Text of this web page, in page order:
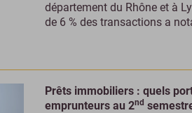
département du Rhône et à
de 6 % des transactions a
Prêts immobiliers : quels
emprunteurs au 2nd